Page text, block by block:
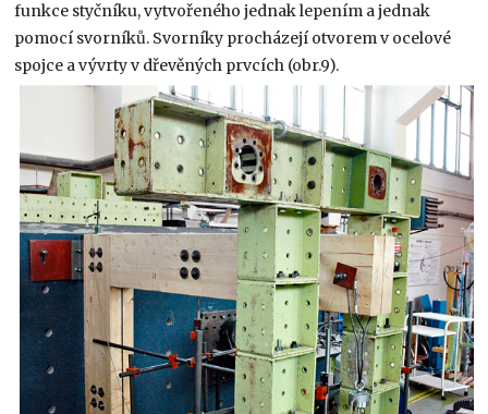
funkce styčníku, vytvořeného jednak lepením a jednak
pomocí svorníků. Svorníky procházejí otvorem v ocelové
spojce a vývrty v dřevěných prvcích (obr.9).